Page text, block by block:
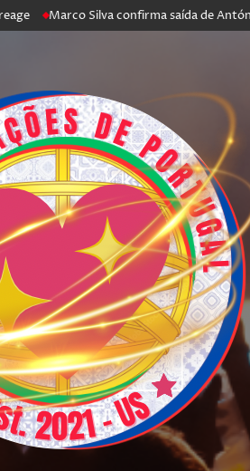
Marco Silva confirma saída de António